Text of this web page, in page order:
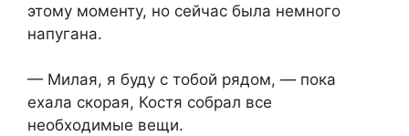
этому моменту, но сейчас была немного
напугана.
— Милая, я буду с тобой рядом, — пока
ехала скорая, Костя собрал все
необходимые вещи.